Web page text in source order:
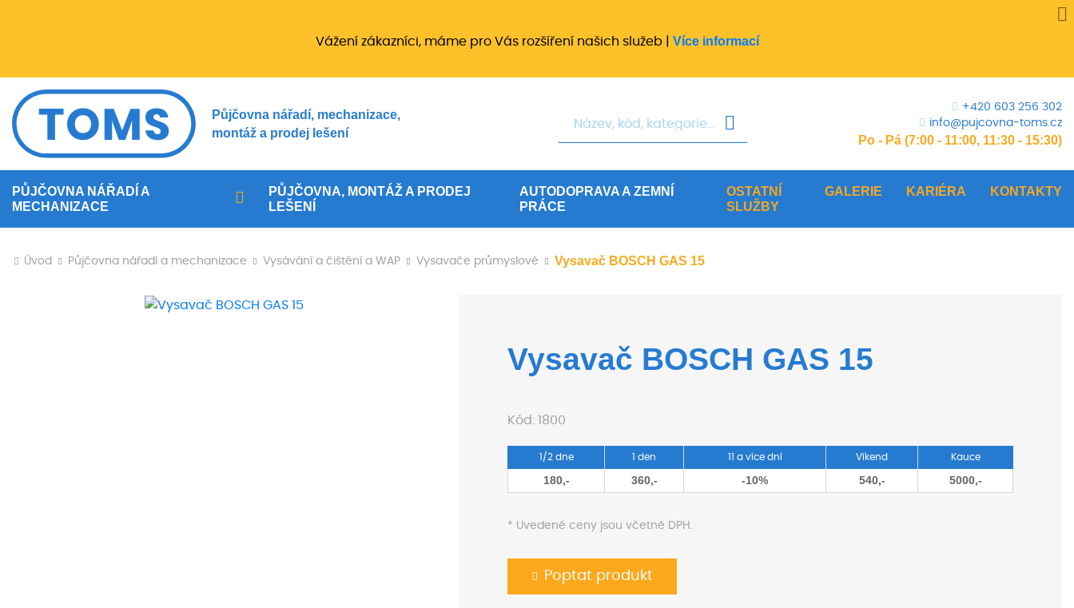
Vážení zákazníci, máme pro Vás rozšíření našich služeb | Více informací
Půjčovna nářadí, mechanizace,
montáž a prodej lešení
+420 603 256 302
info@pujcovna-toms.cz
Po - Pá (7:00 - 11:00, 11:30 - 15:30)
PŮJČOVNA NÁŘADÍ A
MECHANIZACE
PŮJČOVNA, MONTÁŽ A PRODEJ
LEŠENÍ
AUTODOPRAVA A ZEMNÍ
PRÁCE
OSTATNÍ
SLUŽBY
GALERIE KARIÉRA KONTAKTY
Úvod Půjčovna nářadí a mechanizace Vysávání a čištění a WAP Vysavače průmyslové Vysavač BOSCH GAS 15
Vysavač BOSCH GAS 15
Kód: 1800
1/2 dne 1 den 11 a více dní Víkend Kauce
180,- 360,- -10% 540,- 5000,-
* Uvedené ceny jsou včetně DPH.
Poptat produkt